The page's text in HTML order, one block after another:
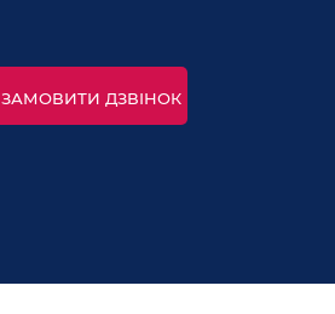
ЗАМОВИТИ ДЗВІНОК